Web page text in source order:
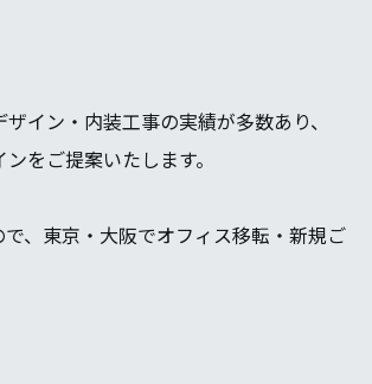
イン・内装工事の実績が多数あり、
をご提案いたします。
、東京・大阪でオフィス移転・新規ご